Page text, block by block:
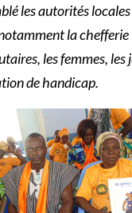
les autorités
la
les femmes, les
de handicap.